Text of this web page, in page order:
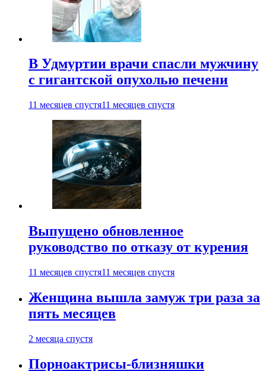
В Удмуртии врачи спасли мужчину
с гигантской опухолью печени
11 месяцев спустя11 месяцев спустя
Выпущено обновленное
руководство по отказу от курения
11 месяцев спустя11 месяцев спустя
Женщина вышла замуж три раза за
пять месяцев
2 месяца спустя
Порноактрисы-близняшки